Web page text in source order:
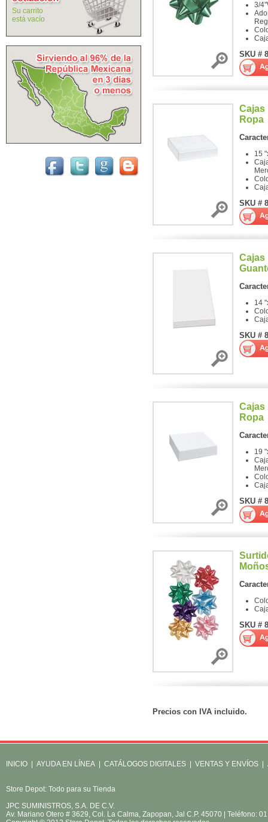
Su carrito
está vacío
3/
SKU #
Cajas
Ropa
15
SKU #
Cajas
14
SKU #
Cajas
Ropa
19
SKU #
SKU #
Precios con IVA incluido.
INICIO AYUDA EN LÍNEA CATÁLOGOS DIGITALES VENTAS Y ENVÍOS
Store Depot: Todo para su Tienda
JPC SUMINISTROS, S.A. DE C.V.
Av. Mariano Otero # 3629, Col. La Calma, Zapopan, Jal C.P. 45070 | Teléfono: